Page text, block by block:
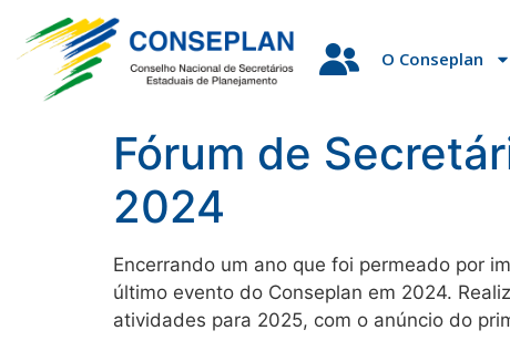
O Conseplan
Fórum de
2024
Encerrando um ano que foi permeado por
último evento do Conseplan em 2024.
atividades para 2025, com o anúncio do